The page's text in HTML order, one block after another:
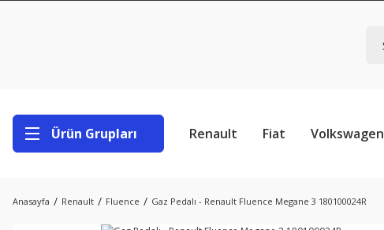
Ürün Grupları Renault Fiat Volkswagen
Anasayfa Renault Fluence Gaz Pedalı - Renault Fluence Megane 3 180100024R